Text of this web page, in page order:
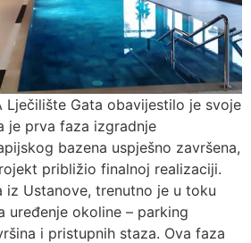
Lječilište Gata obavijestilo je svoje
je prva faza izgradnje
bazena uspješno završena,
približio finalnoj realizaciji.
iz Ustanove, trenutno je u toku
uređenje okoline – parking
i pristupnih staza. Ova faza